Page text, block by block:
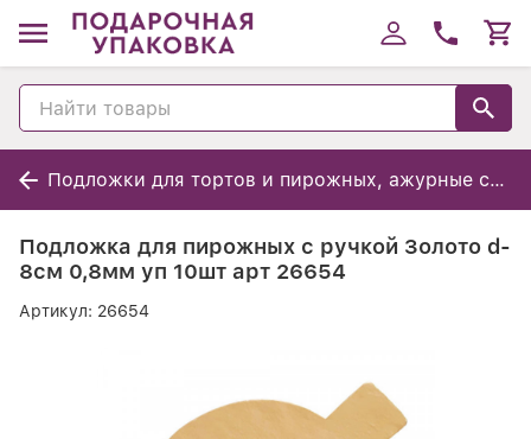
Подложки для тортов и пирожных, ажурные салфетки
Подложка для пирожных с ручкой Золото d-
8см 0,8мм уп 10шт арт 26654
Артикул: 26654